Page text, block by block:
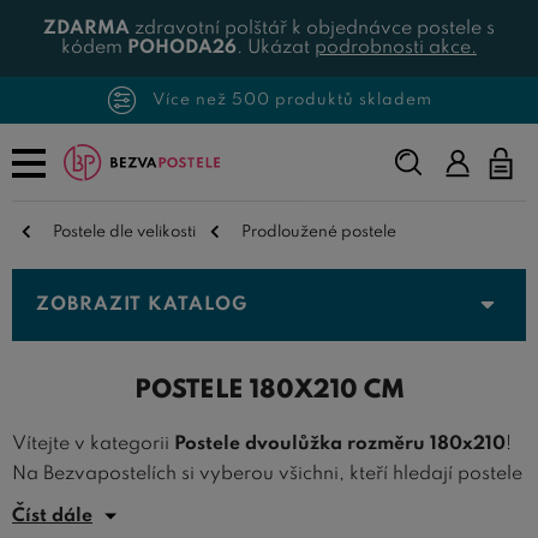
ZDARMA zdravotní polštář k objednávce postele s
kódem POHODA26. Ukázat podrobnosti akce.
Více než 500 produktů skladem
Napište,
co
Postele dle velikosti Prodloužené postele
ZOBRAZIT KATALOG
POSTELE 180X210 CM
Vítejte v kategorii Postele dvoulůžka rozměru 180x210!
Na Bezvapostelích si vyberou všichni, kteří hledají postele
o rozměrech 180x210 cm. Přinášíme vám široký výběr
Číst dále